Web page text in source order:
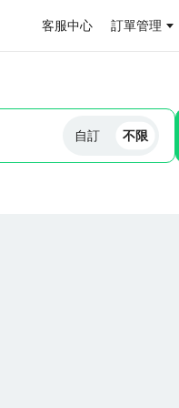
客服中心 訂單管理
自訂 不限